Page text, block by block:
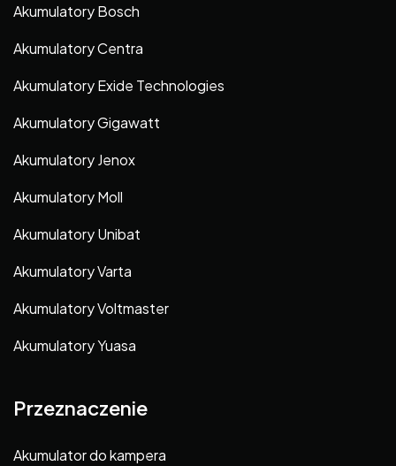
Akumulatory Bosch
Akumulatory Centra
Akumulatory Exide Technologies
Akumulatory Gigawatt
Akumulatory Jenox
Akumulatory Moll
Akumulatory Unibat
Akumulatory Varta
Akumulatory Voltmaster
Akumulatory Yuasa
Przeznaczenie
Akumulator do kampera